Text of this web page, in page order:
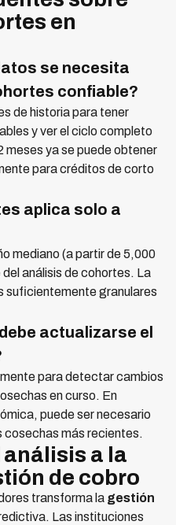
en
se necesita
confiable?
de historia para tener
y ver el ciclo completo
meses ya se puede obtener
para créditos de corto
aplica solo a
mediano (a partir de 5,000
análisis de cohortes. La
suficientemente granulares
actualizarse el
para detectar cambios
en curso. En
puede ser necesario
cosechas más recientes.
a la
de cobro
transforma la gestión
Las instituciones